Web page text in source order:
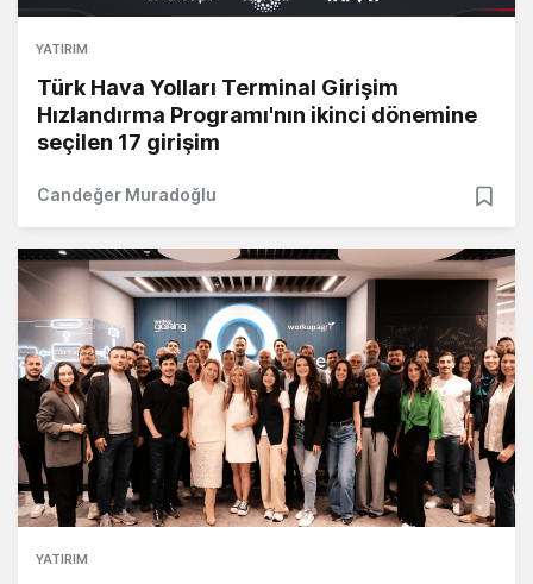
YATIRIM
Türk Hava Yolları Terminal Girişim
Hızlandırma Programı'nın ikinci dönemine
seçilen 17 girişim
Candeğer Muradoğlu
YATIRIM